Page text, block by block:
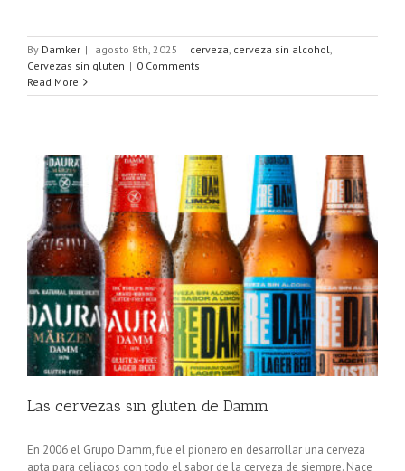
By Damker | agosto 8th, 2025 | cerveza cerveza sin alcohol
Cervezas sin gluten | 0 Comments
Read More
Las cervezas sin gluten de Damm
En 2006 el Grupo Damm, fue el pionero en desarrollar una cerveza
apta para celiacos con todo el sabor de la cerveza de siempre. Nace